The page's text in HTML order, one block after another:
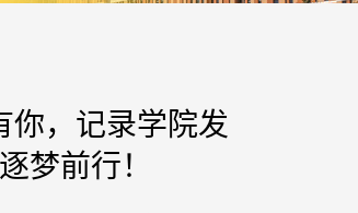
你，记录学院发
梦前行！